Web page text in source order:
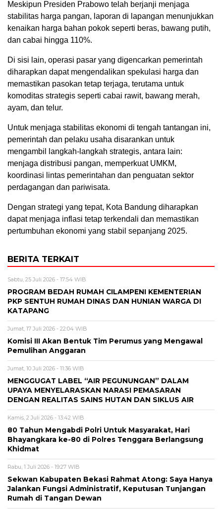
Meskipun Presiden Prabowo telah berjanji menjaga
stabilitas harga pangan, laporan di lapangan menunjukkan
kenaikan harga bahan pokok seperti beras, bawang putih,
dan cabai hingga 110%.
Di sisi lain, operasi pasar yang digencarkan pemerintah
diharapkan dapat mengendalikan spekulasi harga dan
memastikan pasokan tetap terjaga, terutama untuk
komoditas strategis seperti cabai rawit, bawang merah,
ayam, dan telur.
Untuk menjaga stabilitas ekonomi di tengah tantangan ini,
pemerintah dan pelaku usaha disarankan untuk
mengambil langkah-langkah strategis, antara lain:
menjaga distribusi pangan, memperkuat UMKM,
koordinasi lintas pemerintahan dan penguatan sektor
perdagangan dan pariwisata.
Dengan strategi yang tepat, Kota Bandung diharapkan
dapat menjaga inflasi tetap terkendali dan memastikan
pertumbuhan ekonomi yang stabil sepanjang 2025.
BERITA TERKAIT
Sabtu, 25 Juli 2026 - 17:54 WIB
PROGRAM BEDAH RUMAH CILAMPENI KEMENTERIAN
PKP SENTUH RUMAH DINAS DAN HUNIAN WARGA DI
KATAPANG
Jumat, 17 Juli 2026 - 22:04 WIB
Komisi III Akan Bentuk Tim Perumus yang Mengawal
Pemulihan Anggaran
Jumat, 10 Juli 2026 - 11:36 WIB
MENGGUGAT LABEL “AIR PEGUNUNGAN” DALAM
UPAYA MENYELARASKAN NARASI PEMASARAN
DENGAN REALITAS SAINS HUTAN DAN SIKLUS AIR
Kamis, 2 Juli 2026 - 13:42 WIB
80 Tahun Mengabdi Polri Untuk Masyarakat, Hari
Bhayangkara ke-80 di Polres Tenggara Berlangsung
Khidmat
Rabu, 1 Juli 2026 - 19:27 WIB
Sekwan Kabupaten Bekasi Rahmat Atong: Saya Hanya
Jalankan Fungsi Administratif, Keputusan Tunjangan
Rumah di Tangan Dewan